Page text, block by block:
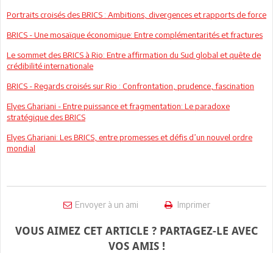
Portraits croisés des BRICS : Ambitions, divergences et rapports de force
BRICS - Une mosaïque économique: Entre complémentarités et fractures
Le sommet des BRICS à Rio: Entre affirmation du Sud global et quête de
crédibilité internationale
BRICS - Regards croisés sur Rio : Confrontation, prudence, fascination
Elyes Ghariani - Entre puissance et fragmentation: Le paradoxe
stratégique des BRICS
Elyes Ghariani: Les BRICS, entre promesses et défis d’un nouvel ordre
mondial
Envoyer à un ami Imprimer
VOUS AIMEZ CET ARTICLE ? PARTAGEZ-LE AVEC
VOS AMIS !